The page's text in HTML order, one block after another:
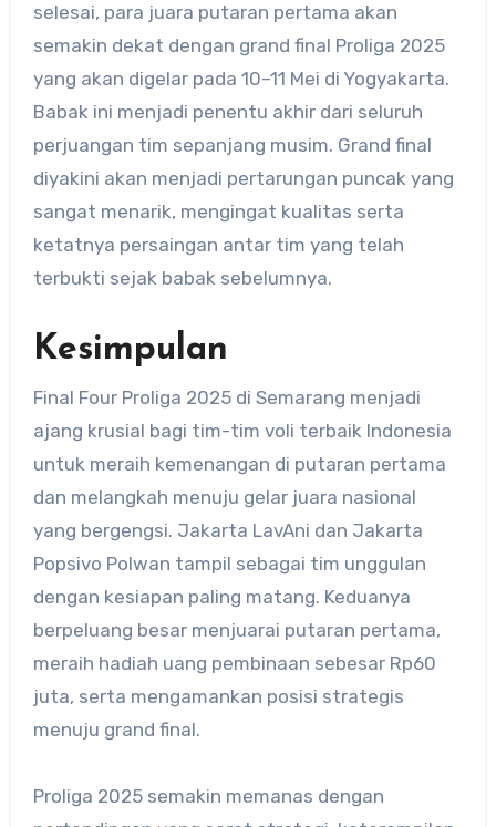
selesai, para juara putaran pertama akan
semakin dekat dengan grand final Proliga 2025
yang akan digelar pada 10–11 Mei di Yogyakarta.
Babak ini menjadi penentu akhir dari seluruh
perjuangan tim sepanjang musim. Grand final
diyakini akan menjadi pertarungan puncak yang
sangat menarik, mengingat kualitas serta
ketatnya persaingan antar tim yang telah
terbukti sejak babak sebelumnya.
Kesimpulan
Final Four Proliga 2025 di Semarang menjadi
ajang krusial bagi tim-tim voli terbaik Indonesia
untuk meraih kemenangan di putaran pertama
dan melangkah menuju gelar juara nasional
yang bergengsi. Jakarta LavAni dan Jakarta
Popsivo Polwan tampil sebagai tim unggulan
dengan kesiapan paling matang. Keduanya
berpeluang besar menjuarai putaran pertama,
meraih hadiah uang pembinaan sebesar Rp60
juta, serta mengamankan posisi strategis
menuju grand final.
Proliga 2025 semakin memanas dengan